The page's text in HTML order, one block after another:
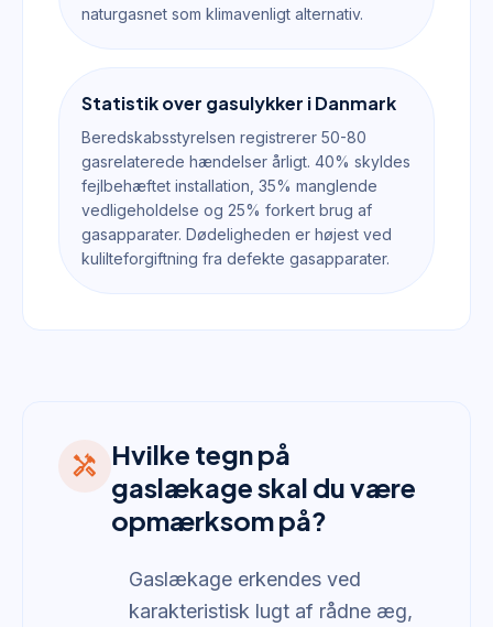
naturgasnet som klimavenligt alternativ.
Statistik over gasulykker i Danmark
Beredskabsstyrelsen registrerer 50-80
gasrelaterede hændelser årligt. 40% skyldes
fejlbehæftet installation, 35% manglende
vedligeholdelse og 25% forkert brug af
gasapparater. Dødeligheden er højest ved
kulilteforgiftning fra defekte gasapparater.
handyman Hvilke tegn på
gaslækage skal du være
opmærksom på?
Gaslækage erkendes ved
karakteristisk lugt af rådne æg,